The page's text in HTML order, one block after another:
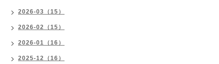
2026-03（15）
2026-02（15）
2026-01（16）
2025-12（16）